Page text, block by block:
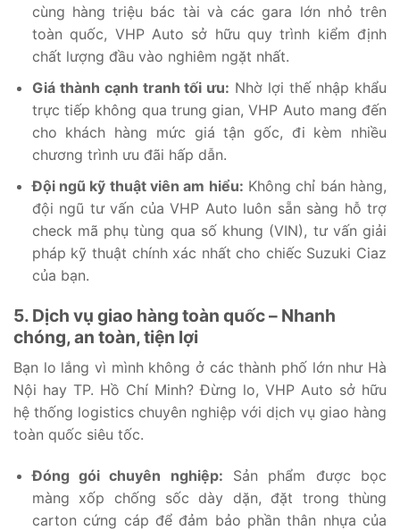
cùng hàng triệu bác tài và các gara lớn nhỏ trên
toàn quốc, VHP Auto sở hữu quy trình kiểm định
chất lượng đầu vào nghiêm ngặt nhất.
Giá thành cạnh tranh tối ưu: Nhờ lợi thế nhập khẩu
trực tiếp không qua trung gian, VHP Auto mang đến
cho khách hàng mức giá tận gốc, đi kèm nhiều
chương trình ưu đãi hấp dẫn.
Đội ngũ kỹ thuật viên am hiểu: Không chỉ bán hàng,
đội ngũ tư vấn của VHP Auto luôn sẵn sàng hỗ trợ
check mã phụ tùng qua số khung (VIN), tư vấn giải
pháp kỹ thuật chính xác nhất cho chiếc Suzuki Ciaz
của bạn.
5. Dịch vụ giao hàng toàn quốc – Nhanh
chóng, an toàn, tiện lợi
Bạn lo lắng vì mình không ở các thành phố lớn như Hà
Nội hay TP. Hồ Chí Minh? Đừng lo, VHP Auto sở hữu
hệ thống logistics chuyên nghiệp với dịch vụ giao hàng
toàn quốc siêu tốc.
Đóng gói chuyên nghiệp: Sản phẩm được bọc
màng xốp chống sốc dày dặn, đặt trong thùng
carton cứng cáp để đảm bảo phần thân nhựa của